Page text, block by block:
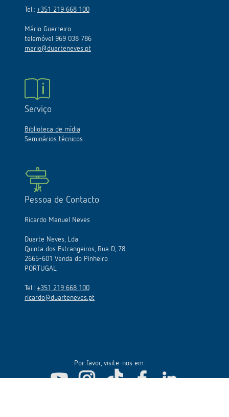
Tel.: +351 219 668 100
Mário Guerreiro
telemóvel 969 038 786
mario@duarteneves.pt
Serviço
Biblioteca de mídia
Seminários técnicos
Pessoa de Contacto
Ricardo Manuel Neves
Duarte Neves, Lda
Quinta dos Estrangeiros, Rua D, 78
2665-601 Venda do Pinheiro
PORTUGAL
Tel.: +351 219 668 100
ricardo@duarteneves.pt
Por favor, visite-nos em: